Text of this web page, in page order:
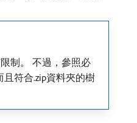
制。 不過，參照必
符合.zip資料夾的樹